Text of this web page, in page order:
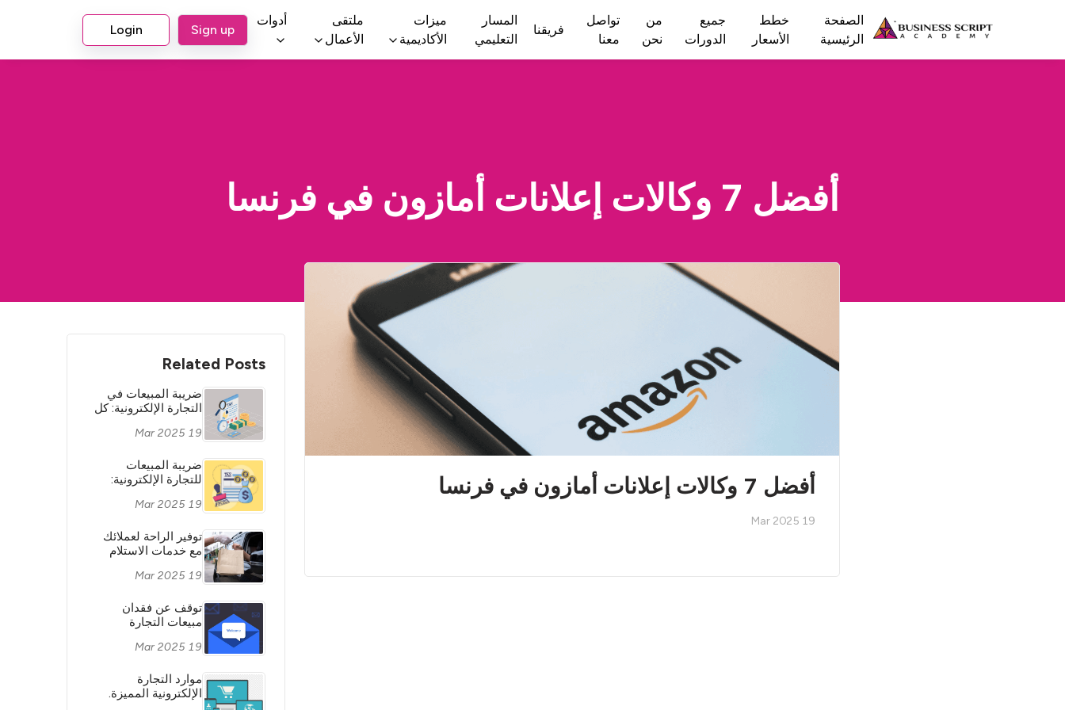
الصفحة
الرئيسية
خطط
الأسعار
جميع
الدورات
من
نحن
تواصل
معنا
فريقنا
المسار
التعليمي
ميزات
الأكاديمية
ملتقى
الأعمال
أدوات
Sign up
Login
أفضل 7 وكالات إعلانات أمازون في فرنسا
أفضل 7 وكالات إعلانات أمازون في فرنسا
19 Mar 2025
Related Posts
ضريبة المبيعات في
التجارة الإلكترونية: كل
للبقاء ملتزمًا
19 Mar 2025
ضريبة المبيعات
للتجارة الإلكترونية:
معرفته للبقاء متوافقًا
19 Mar 2025
توفير الراحة لعملائك
مع خدمات الاستلام
وكيف تضيف هذه
الإلكتروني
19 Mar 2025
توقف عن فقدان
مبيعات التجارة
رسائل البريد
التسوق المهجورة.
19 Mar 2025
موارد التجارة
الإلكترونية المميزة.